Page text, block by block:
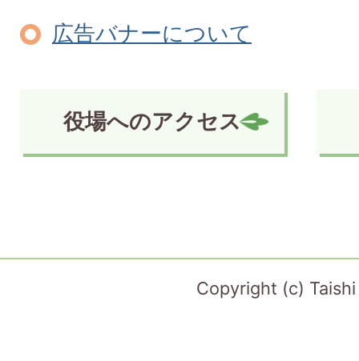
広告バナーについて
役場へのアクセス
Copyright (c)